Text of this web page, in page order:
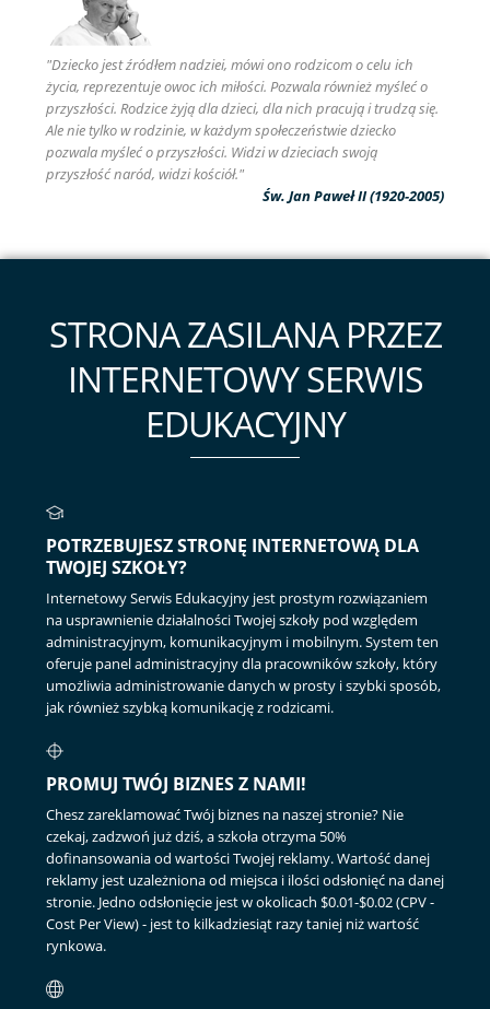
"Dziecko jest źródłem nadziei, mówi ono rodzicom o celu ich
życia, reprezentuje owoc ich miłości. Pozwala również myśleć o
przyszłości. Rodzice żyją dla dzieci, dla nich pracują i trudzą się.
Ale nie tylko w rodzinie, w każdym społeczeństwie dziecko
pozwala myśleć o przyszłości. Widzi w dzieciach swoją
przyszłość naród, widzi kościół."
Św. Jan Paweł II (1920-2005)
STRONA ZASILANA PRZEZ
INTERNETOWY SERWIS
EDUKACYJNY
POTRZEBUJESZ STRONĘ INTERNETOWĄ DLA
TWOJEJ SZKOŁY?
Internetowy Serwis Edukacyjny jest prostym rozwiązaniem
na usprawnienie działalności Twojej szkoły pod względem
administracyjnym, komunikacyjnym i mobilnym. System ten
oferuje panel administracyjny dla pracowników szkoły, który
umożliwia administrowanie danych w prosty i szybki sposób,
jak również szybką komunikację z rodzicami.
PROMUJ TWÓJ BIZNES Z NAMI!
Chesz zareklamować Twój biznes na naszej stronie? Nie
czekaj, zadzwoń już dziś, a szkoła otrzyma 50%
dofinansowania od wartości Twojej reklamy. Wartość danej
reklamy jest uzależniona od miejsca i ilości odsłonięć na danej
stronie. Jedno odsłonięcie jest w okolicach $0.01-$0.02 (CPV -
Cost Per View) - jest to kilkadziesiąt razy taniej niż wartość
rynkowa.